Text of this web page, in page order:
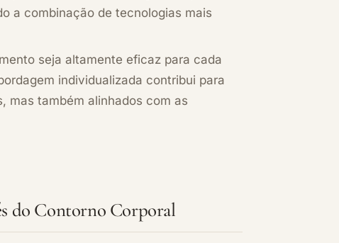
a combinação de tecnologias mais
seja altamente eficaz para cada
individualizada contribui para
mas também alinhados com as
do Contorno Corporal